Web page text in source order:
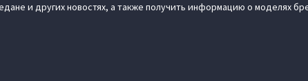
и других новостях, а также получить информацию о моделях